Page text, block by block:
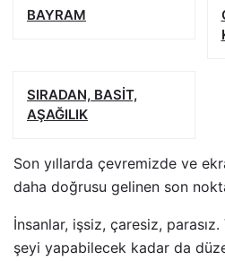
BAYRAM
SIRADAN, BASİT,
AŞAĞILIK
Son yıllarda çevremizde ve
daha doğrusu gelinen son
İnsanlar, işsiz, çaresiz,
şeyi yapabilecek kadar da